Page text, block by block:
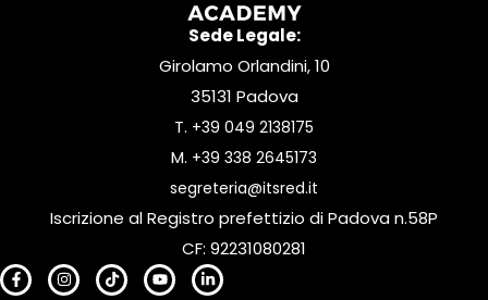
Sede Legale:
Girolamo Orlandini, 10
35131 Padova
T. +39 049 2138175
M. +39 338 2645173
segreteria@itsred.it
Iscrizione al Registro prefettizio di Padova n.58P
CF: 92231080281